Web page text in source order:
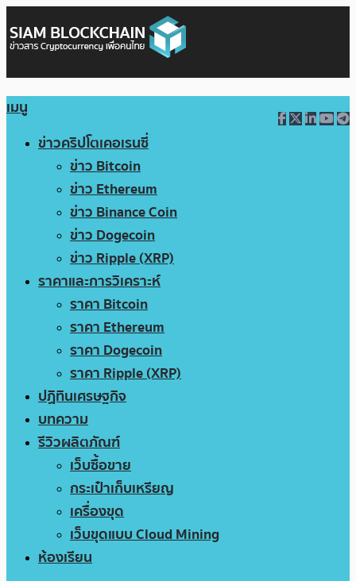
เมนู
ข่าวคริปโตเคอเรนซี่
ข่าว Bitcoin
ข่าว Ethereum
ข่าว Binance Coin
ข่าว Dogecoin
ข่าว Ripple (XRP)
ราคาและการวิเคราะห์
ราคา Bitcoin
ราคา Ethereum
ราคา Dogecoin
ราคา Ripple (XRP)
ปฏิทินเศรษฐกิจ
บทความ
รีวิวผลิตภัณฑ์
เว็บซื้อขาย
กระเป๋าเก็บเหรียญ
เครื่องขุด
เว็บขุดแบบ Cloud Mining
ห้องเรียน